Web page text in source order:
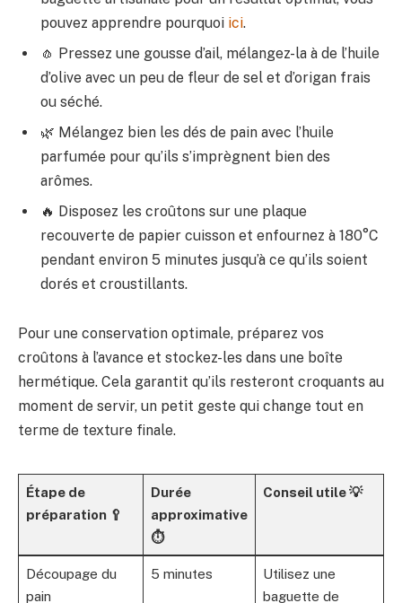
pouvez apprendre pourquoi ici.
🧄 Pressez une gousse d’ail, mélangez-la à de l’huile
d’olive avec un peu de fleur de sel et d’origan frais
ou séché.
🌿 Mélangez bien les dés de pain avec l’huile
parfumée pour qu’ils s’imprègnent bien des
arômes.
🔥 Disposez les croûtons sur une plaque
recouverte de papier cuisson et enfournez à 180°C
pendant environ 5 minutes jusqu’à ce qu’ils soient
dorés et croustillants.
Pour une conservation optimale, préparez vos
croûtons à l’avance et stockez-les dans une boîte
hermétique. Cela garantit qu’ils resteront croquants au
moment de servir, un petit geste qui change tout en
terme de texture finale.
Étape de
préparation 🥄
Durée
approximative
⏱
Conseil utile 💡
Découpage du
pain
5 minutes
Utilisez une
baguette de